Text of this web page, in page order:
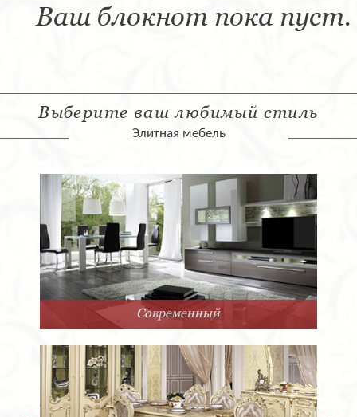
Ваш блокнот пока пуст.
Выберите ваш любимый стиль
Элитная мебель
Современный